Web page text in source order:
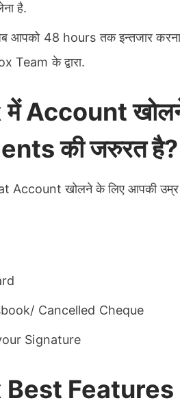
है.
आपको 48 hours तक इन्तजार
Team के द्वारा.
Account
की जरुरत है?
Account खोलने के लिए आपकी उम्र
Cancelled Cheque
Signature
Best Features